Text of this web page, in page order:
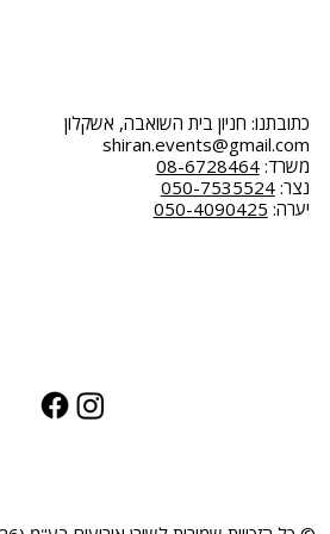
כתובתנו: חניון בית השואבה, אשקלון
shiran.events@gmail.com
משרד:08-6728464
נצר:050-7535524
יערה: 050-4090425